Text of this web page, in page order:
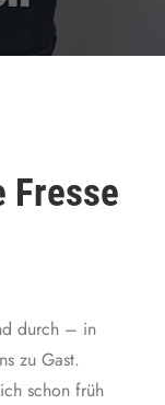
Fresse
durch – in
zu Gast.
schon früh